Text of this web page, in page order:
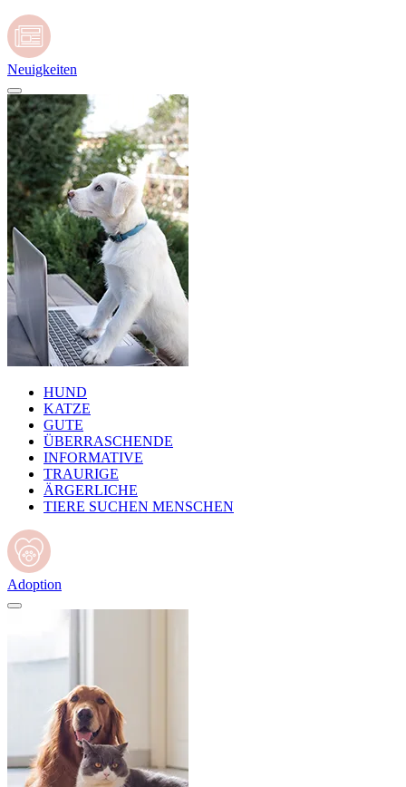
Neuigkeiten
HUND
KATZE
GUTE
ÜBERRASCHENDE
INFORMATIVE
TRAURIGE
ÄRGERLICHE
TIERE SUCHEN MENSCHEN
Adoption